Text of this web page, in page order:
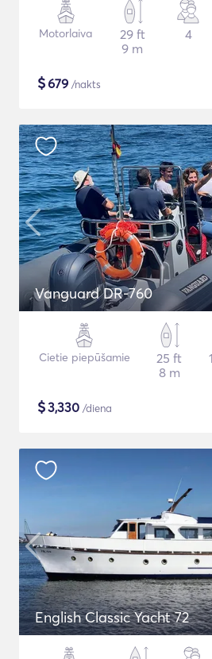
Motorlaiva
29 ft
9 m
4
$679 /nakts
Vanguard DR-760
Cietie piepūšamie
25 ft
8 m
$3,330 /diena
English Classic Yacht 72